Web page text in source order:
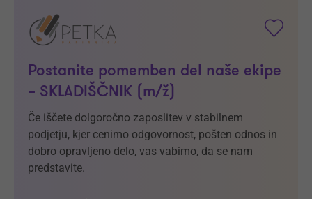
Postanite pomemben del naše ekipe
– SKLADIŠČNIK (m/ž)
Če iščete dolgoročno zaposlitev v stabilnem
podjetju, kjer cenimo odgovornost, pošten odnos in
dobro opravljeno delo, vas vabimo, da se nam
predstavite.